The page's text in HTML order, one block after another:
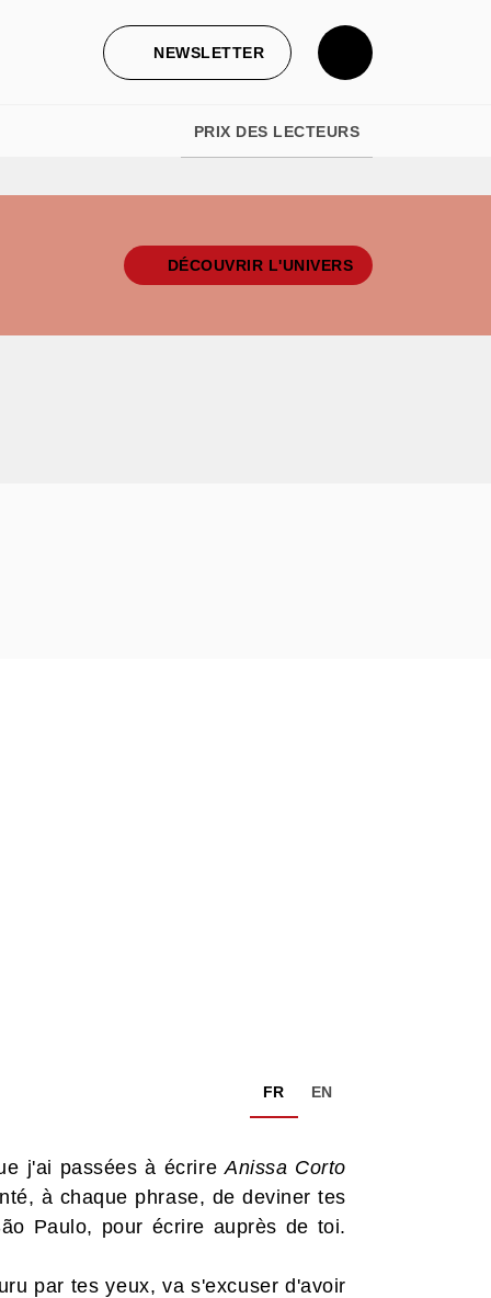
NEWSLETTER
PRIX DES LECTEURS
DÉCOUVRIR L'UNIVERS
FR EN
j'ai passées à écrireAnissa Corto
à chaque phrase, de deviner tes
Paulo, pour écrire auprès de toi.
par tes yeux, va s'excuser d'avoir